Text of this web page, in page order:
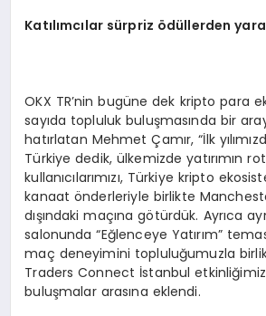
Katılımcılar sürpriz ödüllerden
OKX TR’nin bugüne dek kripto para
sayıda topluluk buluşmasında bir
hatırlatan Mehmet Çamır, “İlk
Türkiye dedik, ülkemizde yatırımın
kullanıcılarımızı, Türkiye kripto
kanaat önderleriyle birlikte
dışındaki maçına götürdük. Ayrıca
salonunda “Eğlenceye Yatırım”
maç deneyimini topluluğumuzla
Traders Connect İstanbul
buluşmalar arasına eklendi.